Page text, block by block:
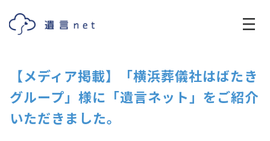
【メディア掲載】「横浜葬儀社はばたき
グループ」様に「遺言ネット」をご紹介
いただきました。